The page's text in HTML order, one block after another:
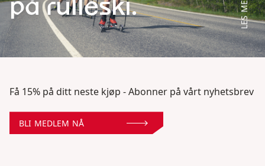
på rulleski.
LES MER
Få 15% på ditt neste kjøp - Abonner på vårt nyhetsbrev
BLI MEDLEM NÅ